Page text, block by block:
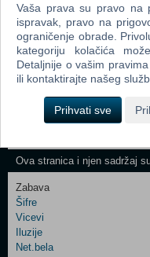
Vaš email
Control
Field
Newsletter
Control
Field
Two
Newsletter
Prijavi me
Ova stranica i njen sadržaj
Zabava
Šifre
Vicevi
Iluzije
Net.bela
Vaša prava su pravo na
ispravak, pravo na
ograničenje obrade.
kategoriju kolačića
Detaljnije o vašim
ili kontaktirajte našeg
Prihvati sve